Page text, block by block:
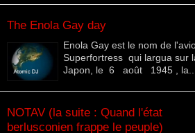
The Enola Gay day
Enola Gay est le nom de
Superfortress qui largua sur
Japon, le 6 août 1945 , la...
NOTAV (la suite : Quand l'état
berlusconien frappe le peuple)